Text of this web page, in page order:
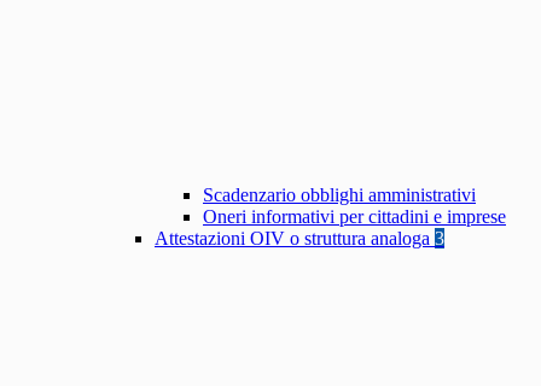
Scadenzario obblighi amministrativi
Oneri informativi per cittadini e imprese
Attestazioni OIV o struttura analoga 3